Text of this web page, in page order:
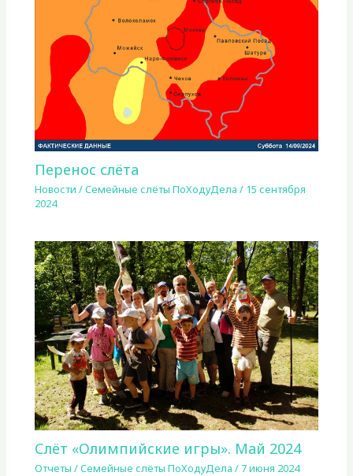
Перенос слёта
Новости /Семейные слёты ПоХодуДела / 15 сентября
2024
Слёт «Олимпийские игры». Май 2024
Отчеты /Семейные слёты ПоХодуДела / 7 июня 2024